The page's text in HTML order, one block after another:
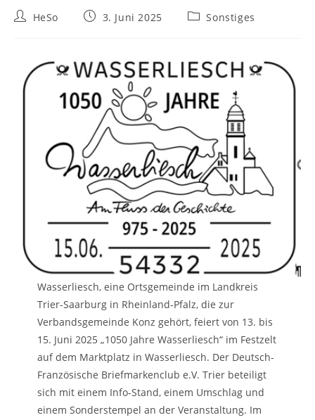
HeSo 3. Juni 2025 Sonstiges
Wasserliesch, eine Ortsgemeinde im Landkreis
Trier-Saarburg in Rheinland-Pfalz, die zur
Verbandsgemeinde Konz gehört, feiert von 13. bis
15. Juni 2025 „1050 Jahre Wasserliesch“ im Festzelt
auf dem Marktplatz in Wasserliesch. Der Deutsch-
Französische Briefmarkenclub e.V. Trier beteiligt
sich mit einem Info-Stand, einem Umschlag und
einem Sonderstempel an der Veranstaltung. Im